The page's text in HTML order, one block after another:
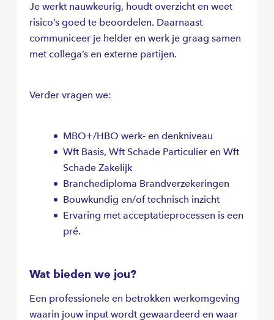
Je werkt nauwkeurig, houdt overzicht en weet
risico’s goed te beoordelen. Daarnaast
communiceer je helder en werk je graag samen
met collega’s en externe partijen.
Verder vragen we:
MBO+/HBO werk- en denkniveau
Wft Basis, Wft Schade Particulier en Wft
Schade Zakelijk
Branchediploma Brandverzekeringen
Bouwkundig en/of technisch inzicht
Ervaring met acceptatieprocessen is een
pré.
Wat bieden we jou?
Een professionele en betrokken werkomgeving
waarin jouw input wordt gewaardeerd en waar